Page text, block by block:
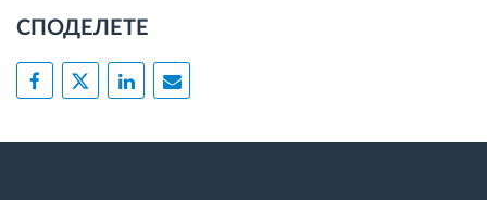
СПОДЕЛЕТЕ